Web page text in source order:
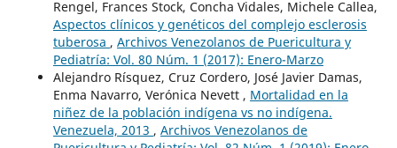
Rengel, Frances Stock, Concha Vidales, Michele Callea,
Aspectos clínicos y genéticos del complejo esclerosis
tuberosa , Archivos Venezolanos de Puericultura y
Pediatría: Vol. 80 Núm. 1 (2017): Enero-Marzo
Alejandro Rísquez, Cruz Cordero, José Javier Damas,
Enma Navarro, Verónica Nevett , Mortalidad en la
niñez de la población indígena vs no indígena.
Venezuela, 2013 , Archivos Venezolanos de